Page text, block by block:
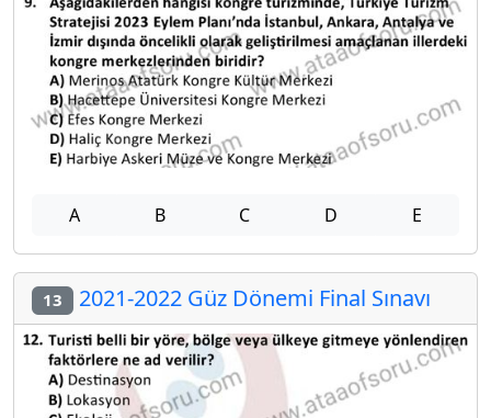
A B C D E
13 2021-2022 Güz Dönemi Final Sınavı